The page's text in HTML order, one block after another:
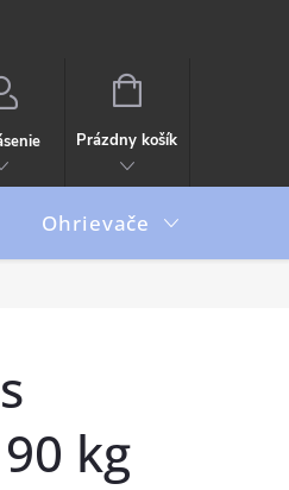
NÁKUPNÝ
Prázdny košík
Ohrievače
kg